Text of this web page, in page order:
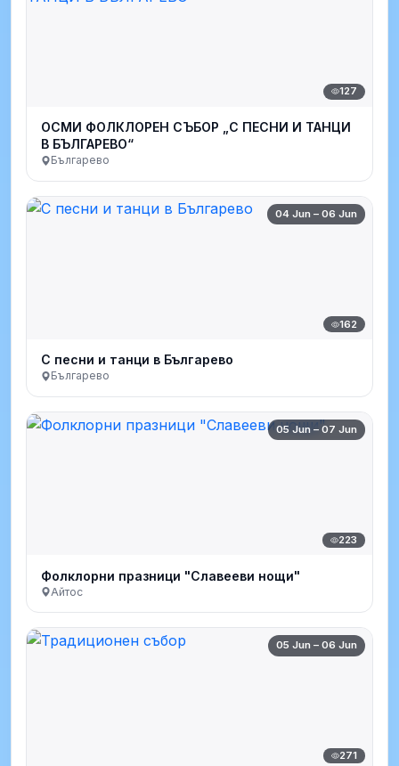
127
ОСМИ ФОЛКЛОРЕН СЪБОР „С ПЕСНИ И ТАНЦИ
В БЪЛГАРЕВО“
Българево
04 Jun – 06 Jun
162
С песни и танци в Българево
Българево
05 Jun – 07 Jun
223
Фолклорни празници "Славееви нощи"
Айтос
05 Jun – 06 Jun
271